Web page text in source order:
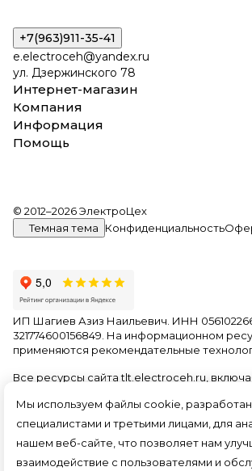
Мы используем файлы cookie,
специалистами и третьими лицами, для
нашем веб-сайте, что позволяет нам
взаимодействие с пользователями и
+7(963)911-35-41
e.electroceh@yandex.ru
ул. Дзержинского 78
Интернет-магазин
Компания
Информация
Помощь
© 2012–2026 ЭлектроЦех
Темная тема
Конфиденциальность
ИП Шагиев Азиз Наильевич. ИНН
321774600156849. На информационном
применяются рекомендательные
Все ресурсы сайта tlt.electroceh.ru,
и видео информацию, структуру, дизайн
страниц, доменное имя, фирменное
являются объектами авторского права и
интеллектуальную собственность,
законодательством и международными